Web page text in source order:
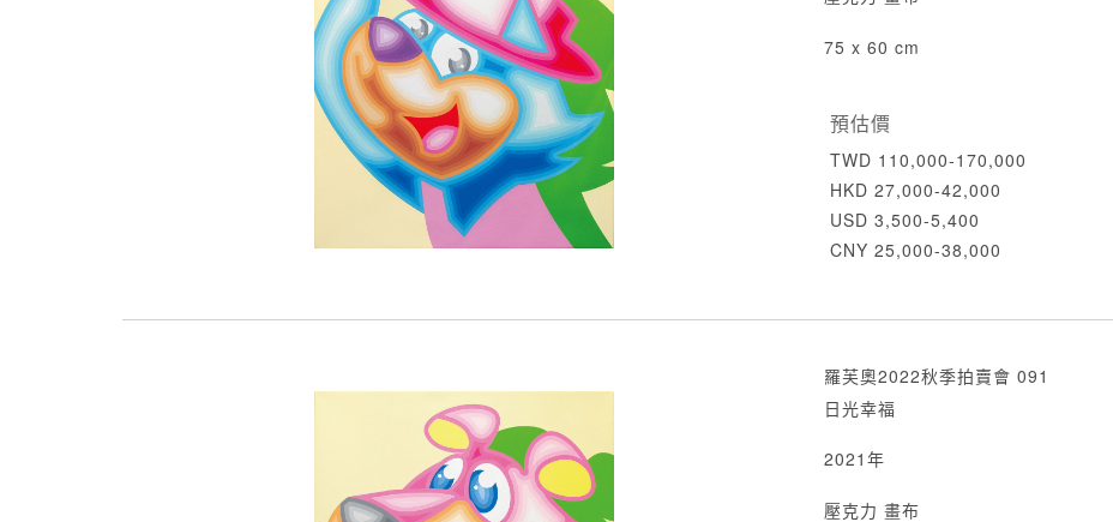
75 x 60 cm
預估價
TWD 110,000-170,000
HKD 27,000-42,000
USD 3,500-5,400
CNY 25,000-38,000
羅芙奧2022秋季拍賣會 091
日光幸福
2021年
壓克力 畫布